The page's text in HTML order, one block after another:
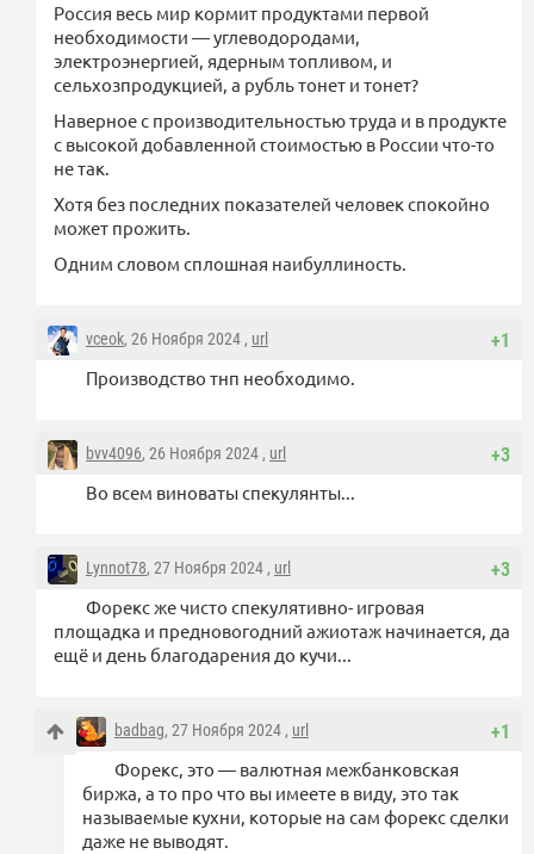
Россия весь мир кормит продуктами первой
необходимости — углеводородами,
электроэнергией, ядерным топливом, и
сельхозпродукцией, а рубль тонет и тонет?
Наверное с производительностью труда и в продукте
с высокой добавленной стоимостью в России что-то
не так.
Хотя без последних показателей человек спокойно
может прожить.
Одним словом сплошная наибуллиность.
+1
vceok, 26 Ноября 2024 , url
Производство тнп необходимо.
+3
bvv4096, 26 Ноября 2024 , url
Во всем виноваты спекулянты...
+3
Lynnot78, 27 Ноября 2024 , url
Форекс же чисто спекулятивно- игровая
площадка и предновогодний ажиотаж начинается, да
ещё и день благодарения до кучи...
+1
badbag, 27 Ноября 2024 , url
Форекс, это — валютная межбанковская
биржа, а то про что вы имеете в виду, это так
называемые кухни, которые на сам форекс сделки
даже не выводят.